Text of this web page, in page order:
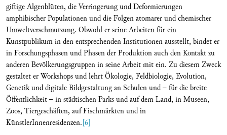
giftige Algenblüten, die Verringerung und Deformierungen
amphibischer Populationen und die Folgen atomarer und chemischer
Umweltverschmutzung. Obwohl er seine Arbeiten für ein
Kunstpublikum in den entsprechenden Institutionen ausstellt, bindet er
in Forschungsphasen und Phasen der Produktion auch den Kontakt zu
anderen Bevölkerungsgruppen in seine Arbeit mit ein. Zu diesem Zweck
gestaltet er Workshops und lehrt Ökologie, Feldbiologie, Evolution,
Genetik und digitale Bildgestaltung an Schulen und – für die breite
Öffentlichkeit – in städtischen Parks und auf dem Land, in Museen,
Zoos, Tiergeschäften, auf Fischmärkten und in
KünstlerInnenresidenzen.[6]